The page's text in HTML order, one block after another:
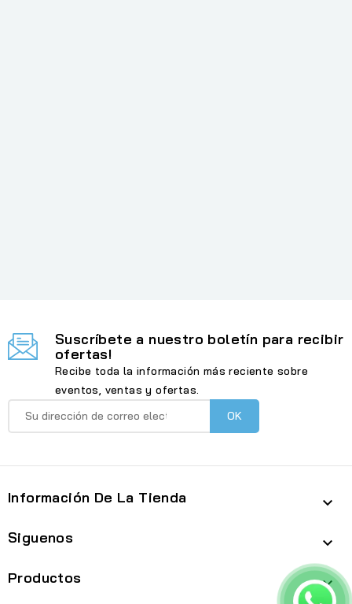
Suscríbete a nuestro boletín para recibir
ofertas!
Recibe toda la información más reciente sobre
eventos, ventas y ofertas.
Información De La Tienda 
Siguenos 
Productos 